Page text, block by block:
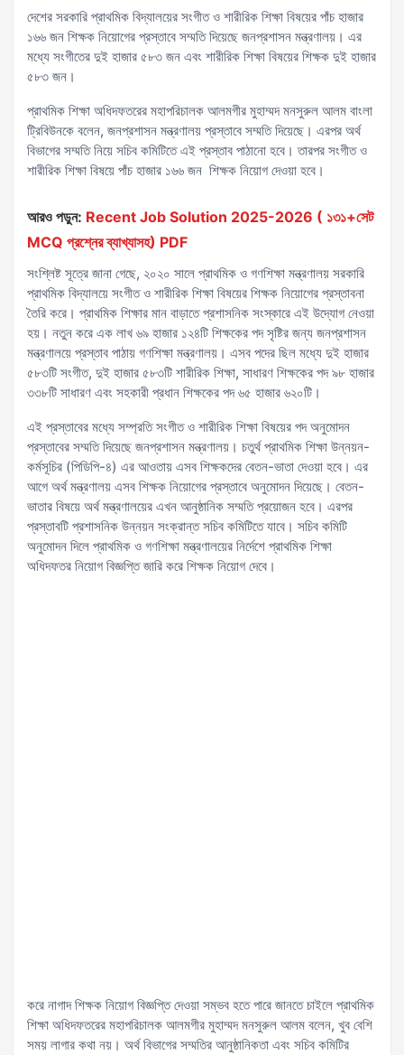
দেশের সরকারি প্রাথমিক বিদ্যালয়ের সংগীত ও শারীরিক শিক্ষা বিষয়ের পাঁচ হাজার
১৬৬ জন শিক্ষক নিয়োগের প্রস্তাবে সম্মতি দিয়েছে জনপ্রশাসন মন্ত্রণালয়। এর
মধ্যে সংগীতের দুই হাজার ৫৮৩ জন এবং শারীরিক শিক্ষা বিষয়ের শিক্ষক দুই হাজার
৫৮৩ জন।
প্রাথমিক শিক্ষা অধিদফতরের মহাপরিচালক আলমগীর মুহাম্মদ মনসুরুল আলম বাংলা
ট্রিবিউনকে বলেন, জনপ্রশাসন মন্ত্রণালয় প্রস্তাবে সম্মতি দিয়েছে। এরপর অর্থ
বিভাগের সম্মতি নিয়ে সচিব কমিটিতে এই প্রস্তাব পাঠানো হবে। তারপর সংগীত ও
শারীরিক শিক্ষা বিষয়ে পাঁচ হাজার ১৬৬ জন শিক্ষক নিয়োগ দেওয়া হবে।
আরও পড়ুন: Recent Job Solution 2025-2026 ( ১৩১+সেট
MCQ প্রশ্নের ব্যাখ্যাসহ) PDF
সংশ্লিষ্ট সূত্রে জানা গেছে, ২০২০ সালে প্রাথমিক ও গণশিক্ষা মন্ত্রণালয় সরকারি
প্রাথমিক বিদ্যালয়ে সংগীত ও শারীরিক শিক্ষা বিষয়ের শিক্ষক নিয়োগের প্রস্তাবনা
তৈরি করে। প্রাথমিক শিক্ষার মান বাড়াতে প্রশাসনিক সংস্কারে এই উদ্যোগ নেওয়া
হয়। নতুন করে এক লাখ ৬৯ হাজার ১২৪টি শিক্ষকের পদ সৃষ্টির জন্য জনপ্রশাসন
মন্ত্রণালয়ে প্রস্তাব পাঠায় গণশিক্ষা মন্ত্রণালয়। এসব পদের ছিল মধ্যে দুই হাজার
৫৮৩টি সংগীত, দুই হাজার ৫৮৩টি শারীরিক শিক্ষা, সাধারণ শিক্ষকের পদ ৯৮ হাজার
৩৩৮টি সাধারণ এবং সহকারী প্রধান শিক্ষকের পদ ৬৫ হাজার ৬২০টি।
এই প্রস্তাবের মধ্যে সম্প্রতি সংগীত ও শারীরিক শিক্ষা বিষয়ের পদ অনুমোদন
প্রস্তাবের সম্মতি দিয়েছে জনপ্রশাসন মন্ত্রণালয়। চতুর্থ প্রাথমিক শিক্ষা উন্নয়ন-
কর্মসূচির (পিডিপি-৪) এর আওতায় এসব শিক্ষকদের বেতন-ভাতা দেওয়া হবে। এর
আগে অর্থ মন্ত্রণালয় এসব শিক্ষক নিয়োগের প্রস্তাবে অনুমোদন দিয়েছে। বেতন-
ভাতার বিষয়ে অর্থ মন্ত্রণালয়ের এখন আনুষ্ঠানিক সম্মতি প্রয়োজন হবে। এরপর
প্রস্তাবটি প্রশাসনিক উন্নয়ন সংক্রান্ত সচিব কমিটিতে যাবে। সচিব কমিটি
অনুমোদন দিলে প্রাথমিক ও গণশিক্ষা মন্ত্রণালয়ের নির্দেশে প্রাথমিক শিক্ষা
অধিদফতর নিয়োগ বিজ্ঞপ্তি জারি করে শিক্ষক নিয়োগ দেবে।
করে নাগাদ শিক্ষক নিয়োগ বিজ্ঞপ্তি দেওয়া সম্ভব হতে পারে জানতে চাইলে প্রাথমিক
শিক্ষা অধিদফতরের মহাপরিচালক আলমগীর মুহাম্মদ মনসুরুল আলম বলেন, খুব বেশি
সময় লাগার কথা নয়। অর্থ বিভাগের সম্মতির আনুষ্ঠানিকতা এবং সচিব কমিটির